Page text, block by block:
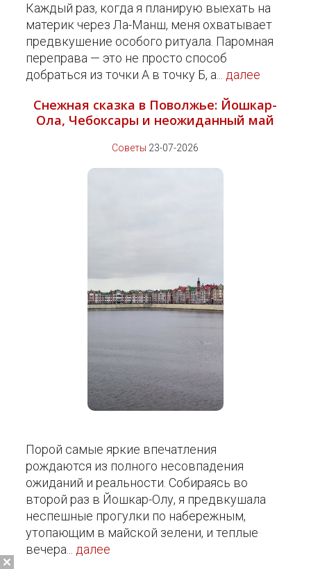
Каждый раз, когда я планирую выехать на
материк через Ла-Манш, меня охватывает
предвкушение особого ритуала. Паромная
переправа — это не просто способ
добраться из точки А в точку Б, а... далее
Снежная сказка в Поволжье: Йошкар-
Ола, Чебоксары и неожиданный май
Советы 23-07-2026
Порой самые яркие впечатления
рождаются из полного несовпадения
ожиданий и реальности. Собираясь во
второй раз в Йошкар-Олу, я предвкушала
неспешные прогулки по набережным,
утопающим в майской зелени, и теплые
вечера... далее